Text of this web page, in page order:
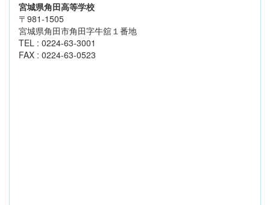
宮城県角田高等学校
〒981-1505
宮城県角田市角田字牛舘１番地
TEL : 0224-63-3001
FAX : 0224-63-0523